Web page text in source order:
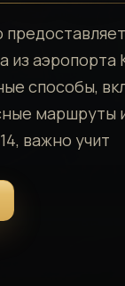
из
способы,
маршруты
важно учит